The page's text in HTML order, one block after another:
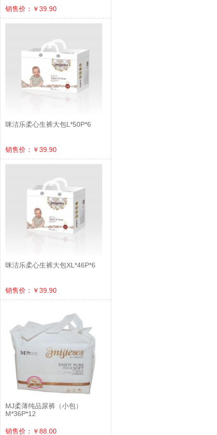
销售价：￥39.90
咪洁乐柔心生裤大包L*50P*6
销售价：￥39.90
咪洁乐柔心生裤大包XL*46P*6
销售价：￥39.90
MJ柔薄纯品尿裤（小包）
M*36P*12
销售价：￥88.00